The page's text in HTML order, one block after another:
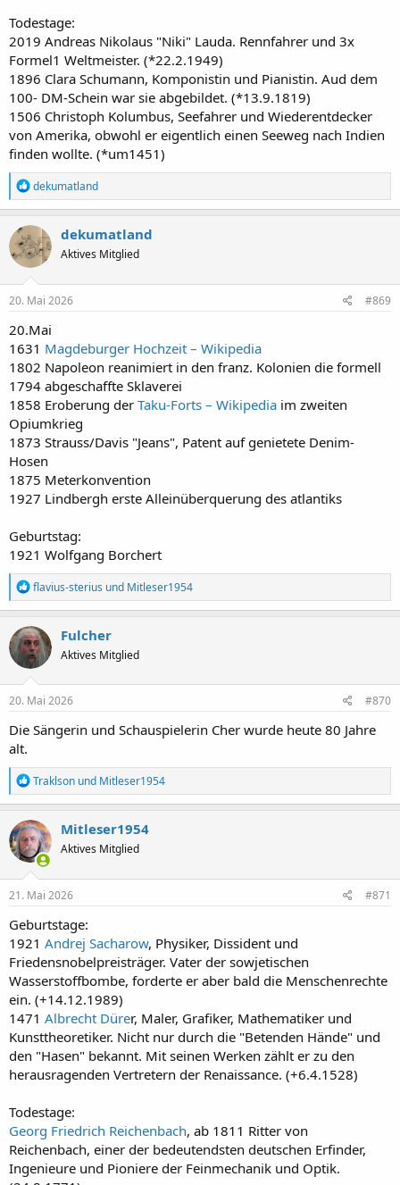
Todestage:
2019 Andreas Nikolaus "Niki" Lauda. Rennfahrer und 3x
Formel1 Weltmeister. (*22.2.1949)
1896 Clara Schumann, Komponistin und Pianistin. Aud dem
100- DM-Schein war sie abgebildet. (*13.9.1819)
1506 Christoph Kolumbus, Seefahrer und Wiederentdecker
von Amerika, obwohl er eigentlich einen Seeweg nach Indien
finden wollte. (*um1451)
R
e
a
k
t
i
o
n
e
:
dekumatland
dekumatland
Aktives Mitglied
20. Mai 2026 #869
20.Mai
1631 Magdeburger Hochzeit – Wikipedia
1802 Napoleon reanimiert in den franz. Kolonien die formell
1794 abgeschaffte Sklaverei
1858 Eroberung der Taku-Forts – Wikipedia im zweiten
Opiumkrieg
1873 Strauss/Davis "Jeans", Patent auf genietete Denim-
Hosen
1875 Meterkonvention
1927 Lindbergh erste Alleinüberquerung des atlantiks
Geburtstag:
1921 Wolfgang Borchert
R
e
a
k
t
i
o
n
e
:
flavius-sterius und Mitleser1954
Fulcher
Aktives Mitglied
20. Mai 2026 #870
Die Sängerin und Schauspielerin Cher wurde heute 80 Jahre
alt.
R
e
a
k
t
i
o
n
e
:
Traklson und Mitleser1954
Mitleser1954
Aktives Mitglied
21. Mai 2026 #871
Geburtstage:
1921 Andrej Sacharow, Physiker, Dissident und
Friedensnobelpreisträger. Vater der sowjetischen
Wasserstoffbombe, forderte er aber bald die Menschenrechte
ein. (+14.12.1989)
1471 Albrecht Dürer, Maler, Grafiker, Mathematiker und
Kunsttheoretiker. Nicht nur durch die "Betenden Hände" und
den "Hasen" bekannt. Mit seinen Werken zählt er zu den
herausragenden Vertretern der Renaissance. (+6.4.1528)
Todestage:
Georg Friedrich Reichenbach, ab 1811 Ritter von
Reichenbach, einer der bedeutendsten deutschen Erfinder,
Ingenieure und Pioniere der Feinmechanik und Optik.